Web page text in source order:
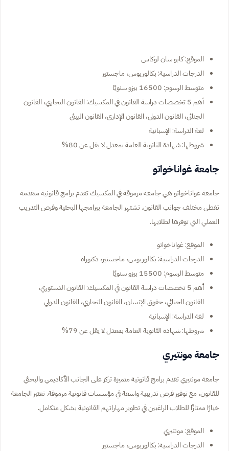
الموقع: كابو سان لوكاس
الدرجات الدراسية: بكالوريوس، ماجستير
متوسط الرسوم: 16500 بيزو سنويًا
أهم 5 تخصصات دراسة القانون في المكسيك: القانون التجاري، القانون
الجنائي، القانون الدولي، القانون الإداري، القانون البيئي
لغة الدراسة: الإسبانية
شروطها: شهادة الثانوية العامة بمعدل لا يقل عن 80%
جامعة غواناخواتو
جامعة غواناخواتو هي جامعة مرموقة في المكسيك تقدم برامج قانونية متقدمة
تغطي مختلف جوانب القانون. تشتهر الجامعة ببرامجها البحثية وفرص التدريب
العملي التي توفرها لطلابها.
الموقع: غواناخواتو
الدرجات الدراسية: بكالوريوس، ماجستير، دكتوراه
متوسط الرسوم: 15500 بيزو سنويًا
أهم 5 تخصصات دراسة القانون في المكسيك: القانون الدستوري،
القانون الجنائي، حقوق الإنسان، القانون التجاري، القانون الدولي
لغة الدراسة: الإسبانية
شروطها: شهادة الثانوية العامة بمعدل لا يقل عن 79%
جامعة مونتيري
جامعة مونتيري تقدم برامج قانونية متميزة تركز على الجانب الأكاديمي والبحثي
للقانون، مع توفير فرص تدريبية واسعة في مؤسسات قانونية مرموقة. تعتبر الجامعة
خيارًا ممتازًا للطلاب الراغبين في تطوير مهاراتهم القانونية بشكل متكامل.
الموقع: مونتيري
الدرجات الدراسية: بكالوريوس، ماجستير